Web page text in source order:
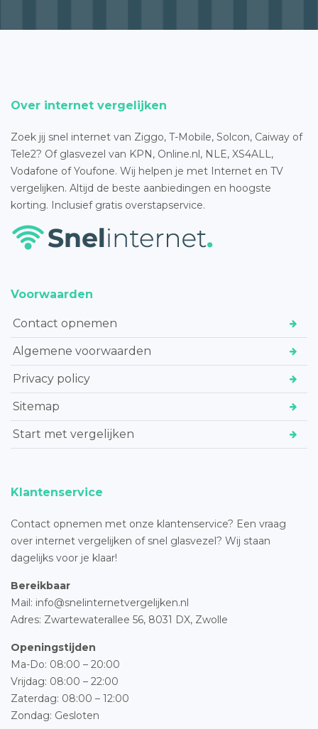
Over internet vergelijken
Zoek jij snel internet van Ziggo, T-Mobile, Solcon, Caiway of
Tele2? Of glasvezel van KPN, Online.nl, NLE, XS4ALL,
Vodafone of Youfone. Wij helpen je met Internet en TV
vergelijken. Altijd de beste aanbiedingen en hoogste
korting. Inclusief gratis overstapservice.
Voorwaarden
Contact opnemen
Algemene voorwaarden
Privacy policy
Sitemap
Start met vergelijken
Klantenservice
Contact opnemen met onze klantenservice? Een vraag
over internet vergelijken of snel glasvezel? Wij staan
dagelijks voor je klaar!
Bereikbaar
Mail: info@snelinternetvergelijken.nl
Adres: Zwartewaterallee 56, 8031 DX, Zwolle
Openingstijden
Ma-Do: 08:00 – 20:00
Vrijdag: 08:00 – 22:00
Zaterdag: 08:00 – 12:00
Zondag: Gesloten